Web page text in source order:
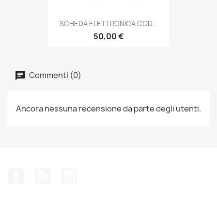
SCHEDA ELETTRONICA COD...
50,00 €
Commenti (0)
Ancora nessuna recensione da parte degli utenti.